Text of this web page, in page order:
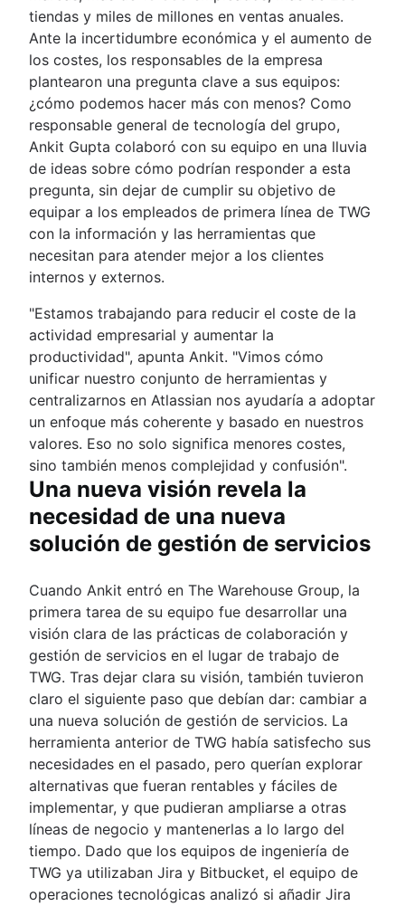
tiendas y miles de millones en ventas anuales.
Ante la incertidumbre económica y el aumento de
los costes, los responsables de la empresa
plantearon una pregunta clave a sus equipos:
¿cómo podemos hacer más con menos? Como
responsable general de tecnología del grupo,
Ankit Gupta colaboró con su equipo en una lluvia
de ideas sobre cómo podrían responder a esta
pregunta, sin dejar de cumplir su objetivo de
equipar a los empleados de primera línea de TWG
con la información y las herramientas que
necesitan para atender mejor a los clientes
internos y externos.
"Estamos trabajando para reducir el coste de la
actividad empresarial y aumentar la
productividad", apunta Ankit. "Vimos cómo
unificar nuestro conjunto de herramientas y
centralizarnos en Atlassian nos ayudaría a adoptar
un enfoque más coherente y basado en nuestros
valores. Eso no solo significa menores costes,
sino también menos complejidad y confusión".
Una nueva visión revela la
necesidad de una nueva
solución de gestión de servicios
Cuando Ankit entró en The Warehouse Group, la
primera tarea de su equipo fue desarrollar una
visión clara de las prácticas de colaboración y
gestión de servicios en el lugar de trabajo de
TWG. Tras dejar clara su visión, también tuvieron
claro el siguiente paso que debían dar: cambiar a
una nueva solución de gestión de servicios. La
herramienta anterior de TWG había satisfecho sus
necesidades en el pasado, pero querían explorar
alternativas que fueran rentables y fáciles de
implementar, y que pudieran ampliarse a otras
líneas de negocio y mantenerlas a lo largo del
tiempo. Dado que los equipos de ingeniería de
TWG ya utilizaban Jira y Bitbucket, el equipo de
operaciones tecnológicas analizó si añadir Jira